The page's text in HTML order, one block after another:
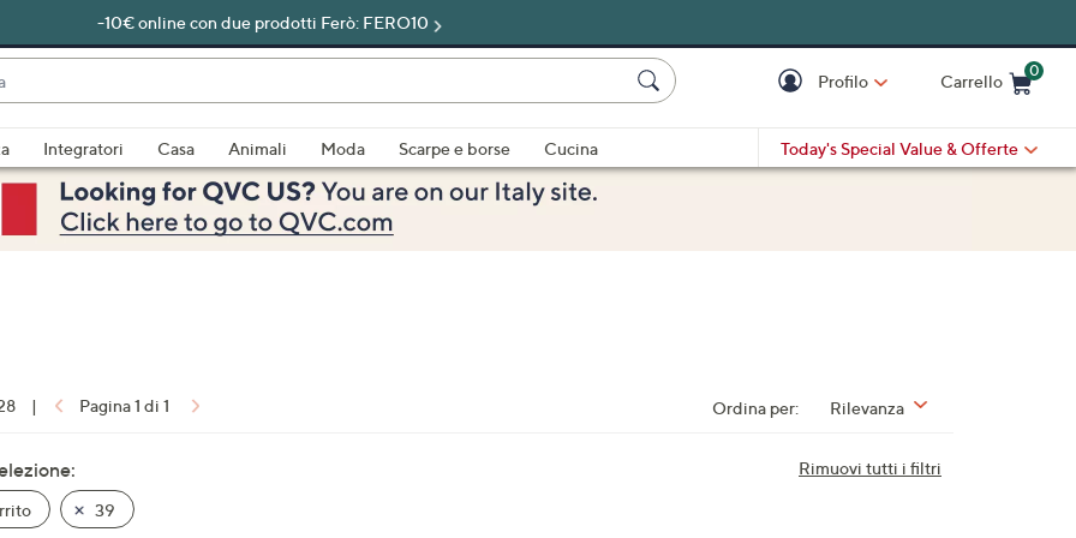
-10€ online con due prodotti Ferò: FERO10
Profilo Carrello
0
Integratori Casa Animali Moda Scarpe e borse
Cucina
Today's Special Value & Offerte
| Pagina 1 di 1 Ordina per: Rilevanza
Rimuovi tutti i filtri
39